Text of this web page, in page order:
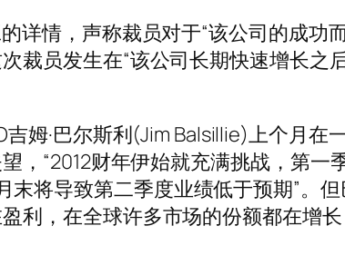
详情，声称裁员对于“该公司的成功
裁员发生在“该公司长期快速增长之
姆·巴尔斯利(Jim Balsillie)上个月在
，“2012财年伊始就充满挑战，第一
末将导致第二季度业绩低于预期”。
利，在全球许多市场的份额都在增